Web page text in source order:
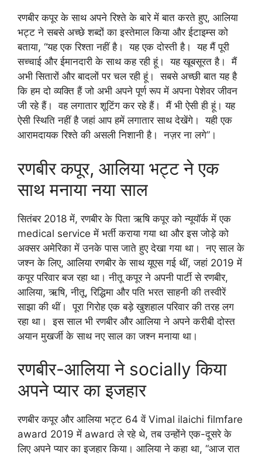
रणबीर कपूर के साथ अपने रिश्ते के बारे में बात करते हुए, आलिया
भट्ट ने सबसे अच्छे शब्दों का इस्तेमाल किया और ईटाइम्स को
बताया, “यह एक रिश्ता नहीं है। यह एक दोस्ती है। यह मैं पूरी
सच्चाई और ईमानदारी के साथ कह रही हूं। यह खूबसूरत है। मैं
अभी सितारों और बादलों पर चल रही हूं। सबसे अच्छी बात यह है
कि हम दो व्यक्ति हैं जो अभी अपने पूर्ण रूप में अपना पेशेवर जीवन
जी रहे हैं। वह लगातार शूटिंग कर रहे हैं। मैं भी ऐसी ही हूं। यह
ऐसी स्थिति नहीं है जहां आप हमें लगातार साथ देखेंगे। यही एक
आरामदायक रिश्ते की असली निशानी है। नज़र ना लगे”।
रणबीर कपूर, आलिया भट्ट ने एक
साथ मनाया नया साल
सितंबर 2018 में, रणबीर के पिता ऋषि कपूर को न्यूयॉर्क में एक
medical service में भर्ती कराया गया था और इस जोड़े को
अक्सर अमेरिका में उनके पास जाते हुए देखा गया था। नए साल के
जश्न के लिए, आलिया रणबीर के साथ यूएस गई थीं, जहां 2019 में
कपूर परिवार बज रहा था। नीतू कपूर ने अपनी पार्टी से रणबीर,
आलिया, ऋषि, नीतू, रिद्धिमा और पति भरत साहनी की तस्वीरें
साझा की थीं। पूरा गिरोह एक बड़े खुशहाल परिवार की तरह लग
रहा था। इस साल भी रणबीर और आलिया ने अपने करीबी दोस्त
अयान मुखर्जी के साथ नए साल का जश्न मनाया था।
रणबीर-आलिया ने socially किया
अपने प्यार का इजहार
रणबीर कपूर और आलिया भट्ट 64 वें Vimal ilaichi filmfare
award 2019 में award ले रहे थे, तब उन्होंने एक-दूसरे के
लिए अपने प्यार का इजहार किया। आलिया ने कहा था, “आज रात